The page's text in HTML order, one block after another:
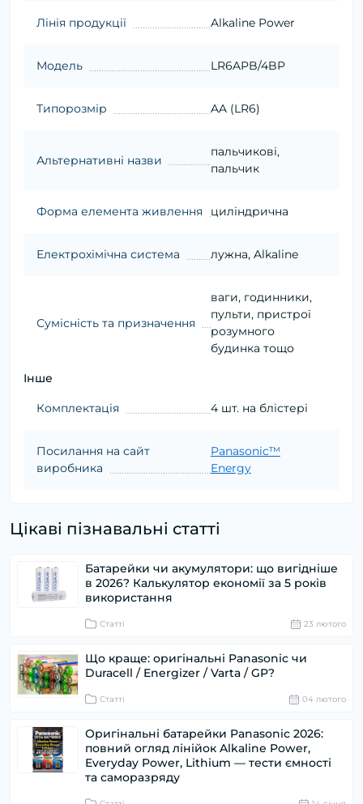
Лінія продукції Alkaline Power
Модель LR6APB/4BP
Типорозмір AA (LR6)
Альтернативні назви
пальчикові,
пальчик
Форма елемента живлення циліндрична
Електрохімічна система лужна, Alkaline
Сумісність та призначення
ваги, годинники,
пульти, пристрої
розумного
будинка тощо
Інше
Комплектація 4 шт. на блістері
Посилання на сайт
виробника
Panasonic™
Energy
Цікаві пізнавальні статті
Батарейки чи акумулятори: що вигідніше
в 2026? Калькулятор економії за 5 років
використання
Статті 23 лютого
Що краще: оригінальні Panasonic чи
Duracell / Energizer / Varta / GP?
Статті 04 лютого
Оригінальні батарейки Panasonic 2026:
повний огляд лінійок Alkaline Power,
Everyday Power, Lithium — тести ємності
та саморазряду